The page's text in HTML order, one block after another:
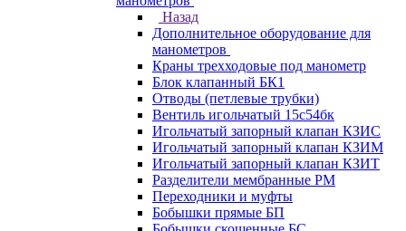
Назад
Дополнительное оборудование для
манометров
Краны трехходовые под манометр
Блок клапанный БК1
Отводы (петлевые трубки)
Вентиль игольчатый 15с54бк
Игольчатый запорный клапан КЗИС
Игольчатый запорный клапан КЗИМ
Игольчатый запорный клапан КЗИТ
Разделители мембранные РМ
Переходники и муфты
Бобышки прямые БП